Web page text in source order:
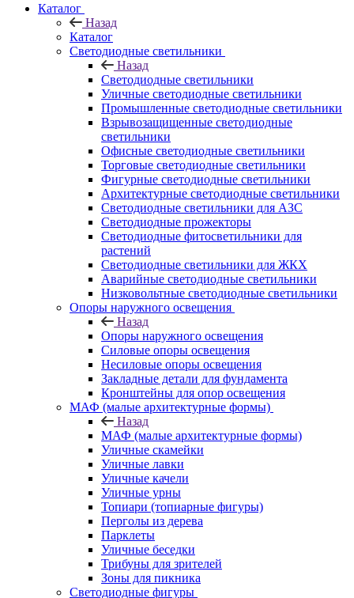
Каталог
Назад
Каталог
Светодиодные светильники
Назад
Светодиодные светильники
Уличные светодиодные светильники
Промышленные светодиодные светильники
Взрывозащищенные светодиодные
светильники
Офисные светодиодные светильники
Торговые светодиодные светильники
Фигурные светодиодные светильники
Архитектурные светодиодные светильники
Светодиодные светильники для АЗС
Светодиодные прожекторы
Светодиодные фитосветильники для
растений
Светодиодные светильники для ЖКХ
Аварийные светодиодные светильники
Низковольтные светодиодные светильники
Опоры наружного освещения
Назад
Опоры наружного освещения
Силовые опоры освещения
Несиловые опоры освещения
Закладные детали для фундамента
Кронштейны для опор освещения
МАФ (малые архитектурные формы)
Назад
МАФ (малые архитектурные формы)
Уличные скамейки
Уличные лавки
Уличные качели
Уличные урны
Топиари (топиарные фигуры)
Перголы из дерева
Парклеты
Уличные беседки
Трибуны для зрителей
Зоны для пикника
Светодиодные фигуры